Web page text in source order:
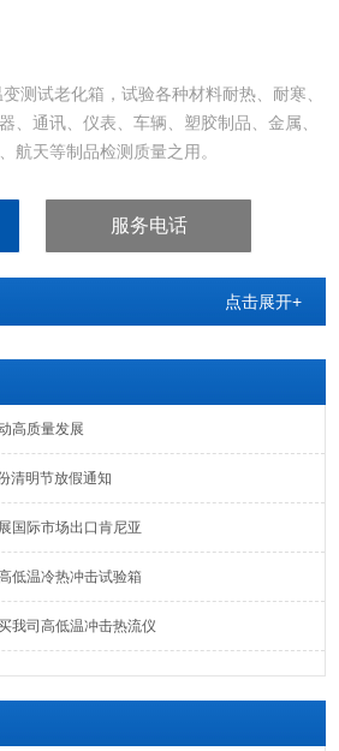
测试老化箱，试验各种材料耐热、耐寒、
、通讯、仪表、车辆、塑胶制品、金属、
航天等制品检测质量之用。
服务电话
点击展开+
高质量发展
清明节放假通知
国际市场出口肯尼亚
低温冷热冲击试验箱
我司高低温冲击热流仪